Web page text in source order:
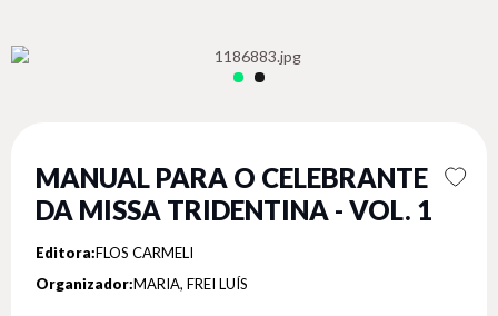
MANUAL PARA O CELEBRANTE
DA MISSA TRIDENTINA - VOL. 1
Editora:FLOS CARMELI
Organizador:MARIA, FREI LUÍS